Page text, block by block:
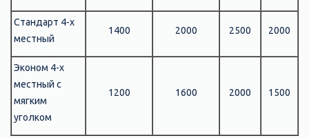
Стандарт 4-х
местный
1400 2000 2500 2000
Эконом 4-х
местный с
мягким
уголком
1200 1600 2000 1500